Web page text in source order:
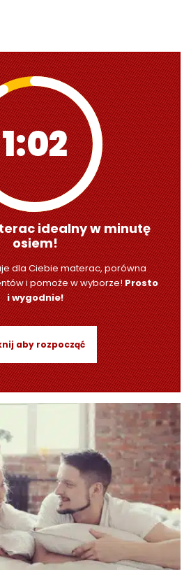
1:00
idealny w minutę
osiem!
dla Ciebie materac, porówna
i pomoże w wyborze!Prosto
i wygodnie!
aby rozpocząć